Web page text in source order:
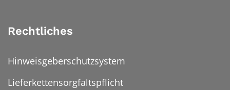
Rechtliches
Hinweisgeberschutzsystem
Lieferkettensorgfaltspflicht